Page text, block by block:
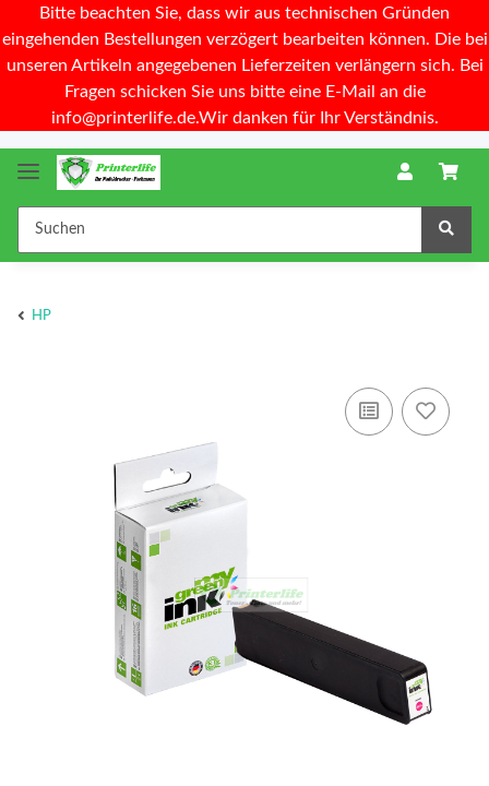
Bitte beachten Sie, dass wir aus technischen Gründen
eingehenden Bestellungen verzögert bearbeiten können. Die bei
unseren Artikeln angegebenen Lieferzeiten verlängern sich. Bei
Fragen schicken Sie uns bitte eine E-Mail an die
info@printerlife.de.Wir danken für Ihr Verständnis.
HP